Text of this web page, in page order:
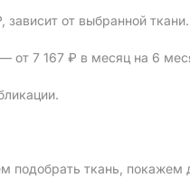
от выбранной ткани.
от 7 167 ₽ в месяц на 6
ткань, покажем